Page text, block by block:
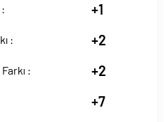
+1
: +2
: +2
+7